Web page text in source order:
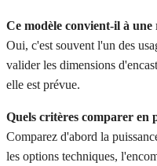
Ce modèle convient-il à
Oui, c'est souvent l'un des
valider les dimensions
elle est prévue.
Quels critères comparer en
Comparez d'abord la
les options techniques,